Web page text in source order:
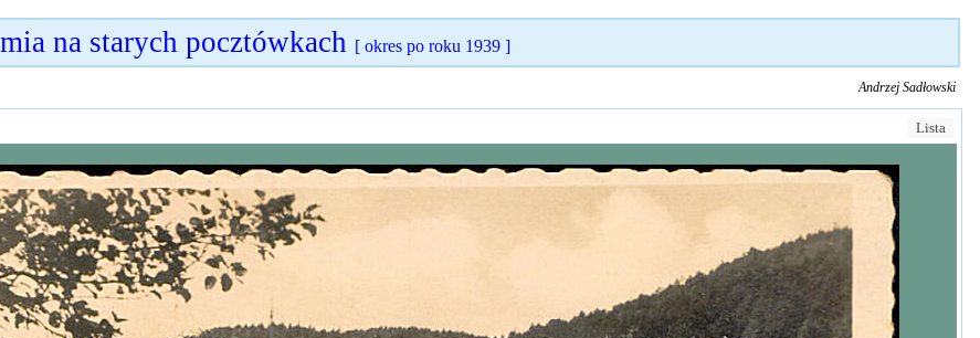
na starych pocztówkach [ okres po roku 1939 ]
Andrzej Sadłowski
Lista